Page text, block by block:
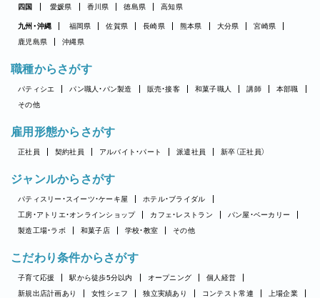
四国 愛媛県 香川県 徳島県 高知県
九州・沖縄 福岡県 佐賀県 長崎県 熊本県 大分県
宮崎県
鹿児島県
沖縄県
職種からさがす
パティシエ パン職人・パン製造 販売・接客 和菓子職人 講師
本部職
その他
雇用形態からさがす
正社員 契約社員 アルバイト・パート 派遣社員 新卒（正社員）
ジャンルからさがす
パティスリー・スイーツ・ケーキ屋
ホテル・ブライダル
工房・アトリエ・オンラインショップ
カフェ・レストラン
パン屋・ベーカリー
製造工場・ラボ
和菓子店 学校・教室 その他
こだわり条件からさがす
子育て応援 駅から徒歩5分以内 オープニング
個人経営
新規出店計画あり
女性シェフ 独立実績あり コンテスト常連
上場企業